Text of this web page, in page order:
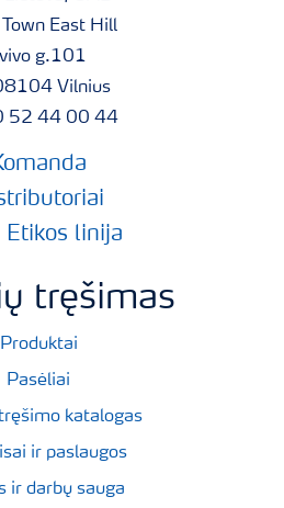
Town East Hill
g.101
Vilnius
52 44 00 44
Etikos linija
tręšimas
Produktai
Pasėliai
katalogas
ir paslaugos
ir darbų sauga